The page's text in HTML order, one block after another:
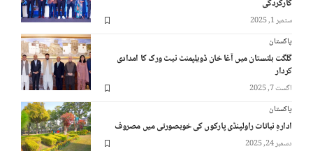
کارکردگی
ستمبر 1, 2025
پاکستان
گلگت بلتستان میں آغا خان ڈویلپمنٹ نیٹ ورک کا امدادی
کردار
اگست 7, 2025
پاکستان
ادارہِ نباتات راولپنڈی پارکوں کی خوبصورتی میں مصروف
دسمبر 24, 2025